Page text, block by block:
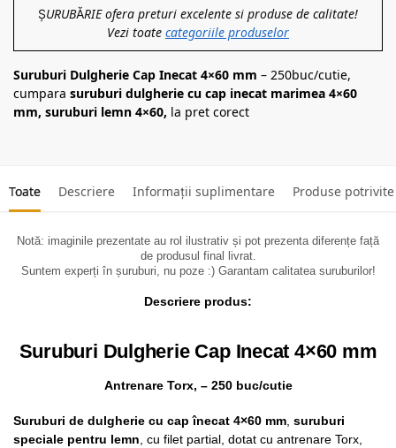
ȘURUBĂRIE ofera preturi excelente si produse de calitate!
Vezi toate categoriile produselor
Suruburi Dulgherie Cap Inecat 4×60 mm – 250buc/cutie,
cumpara suruburi dulgherie cu cap inecat marimea 4×60
mm, suruburi lemn 4×60, la pret corect
Toate Descriere Informații suplimentare Produse potrivite
Notă: imaginile prezentate au rol ilustrativ și pot prezenta diferențe față
de produsul final livrat.
Suntem experți în șuruburi, nu poze :) Garantam calitatea suruburilor!
Descriere produs:
Suruburi Dulgherie Cap Inecat 4×60 mm
Antrenare Torx, – 250 buc/cutie
Suruburi de dulgherie cu cap înecat 4×60 mm suruburi
speciale pentru lemn , cu filet partial, dotat cu antrenare Torx,